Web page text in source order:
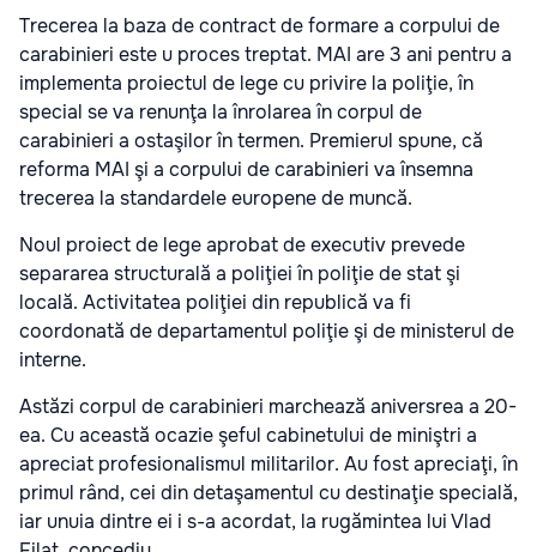
Trecerea la baza de contract de formare a corpului de
carabinieri este u proces treptat. MAI are 3 ani pentru a
implementa proiectul de lege cu privire la poliţie, în
special se va renunţa la înrolarea în corpul de
carabinieri a ostaşilor în termen. Premierul spune, că
reforma MAI şi a corpului de carabinieri va însemna
trecerea la standardele europene de muncă.
Noul proiect de lege aprobat de executiv prevede
separarea structurală a poliţiei în poliţie de stat şi
locală. Activitatea poliţiei din republică va fi
coordonată de departamentul poliţie şi de ministerul de
interne.
Astăzi corpul de carabinieri marchează aniversrea a 20-
ea. Cu această ocazie şeful cabinetului de miniştri a
apreciat profesionalismul militarilor. Au fost apreciaţi, în
primul rând, cei din detaşamentul cu destinaţie specială,
iar unuia dintre ei i s-a acordat, la rugămintea lui Vlad